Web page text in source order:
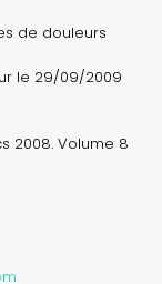
de douleurs
le 29/09/2009
2008. Volume 8